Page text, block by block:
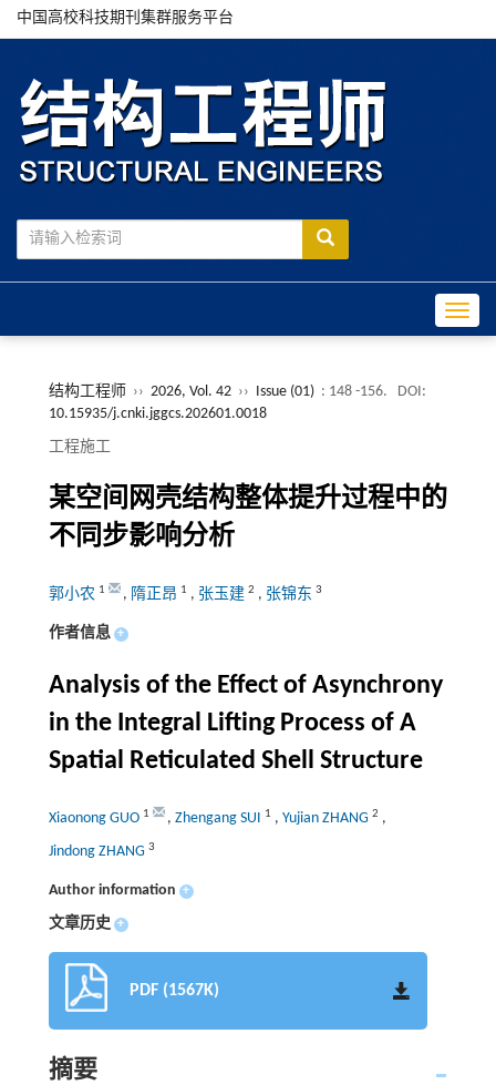
中国高校科技期刊集群服务平台
结构工程师 ›› 2026, Vol. 42 ›› Issue (01) : 148 -156.
DOI:
10.15935/j.cnki.jggcs.202601.0018
工程施工
某空间网壳结构整体提升过程中的
不同步影响分析
郭小农 1 , 隋正昂 1 , 张玉建 2 , 张锦东 3
作者信息 +
Analysis of the Effect of Asynchrony
in the Integral Lifting Process of A
Spatial Reticulated Shell Structure
Xiaonong GUO 1 , Zhengang SUI 1 , Yujian ZHANG 2 ,
Jindong ZHANG 3
Author information +
文章历史 +
PDF (1567K)
摘要